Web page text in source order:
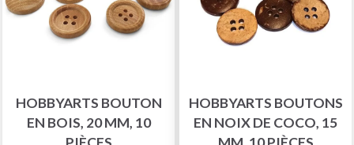
HOBBYARTS BOUTON
EN BOIS, 20 MM, 10
HOBBYARTS BOUTONS
EN NOIX DE COCO, 15